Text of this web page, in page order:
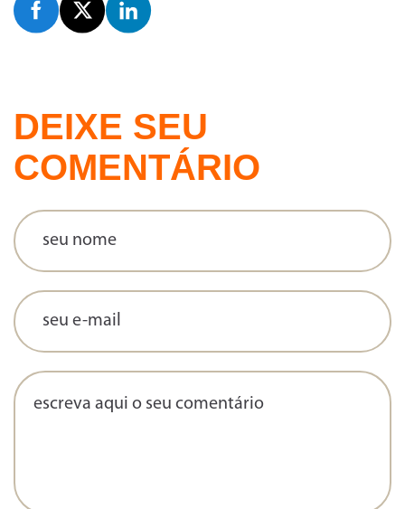
DEIXE SEU
COMENTÁRIO